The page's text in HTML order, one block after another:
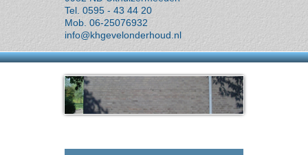
Tel. 0595 - 43 44 20
Mob. 06-25076932
info@khgevelonderhoud.nl